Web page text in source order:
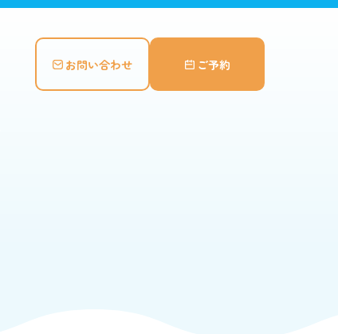
お問い合わせ ご予約